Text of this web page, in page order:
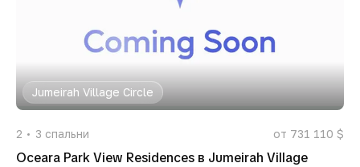
Jumeirah Village Circle
2 3 спальни от 731 110 $
Oceara Park View Residences в Jumeirah Village